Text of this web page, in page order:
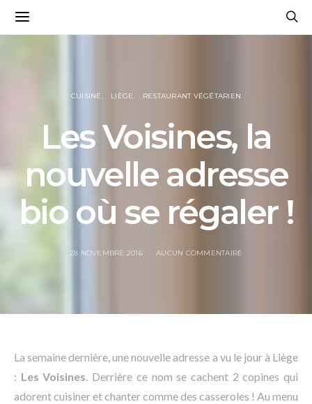
CUISINE LIÈGE RESTAURANT VÉGÉTARIEN
Les Voisines, la
nouvelle adresse
bio où se régaler !
28 NOVEMBRE 2016 AUCUN COMMENTAIRE
La semaine dernière, une nouvelle adresse a vu le jour à Liège
: Les Voisines. Derrière ce nom se cachent 2 copines qui
adorent cuisiner et chanter comme des casseroles ! Au menu